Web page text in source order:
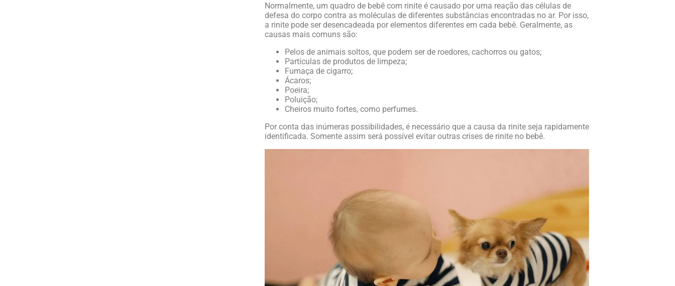
Normalmente, um quadro de bebê com rinite é causado por uma reação das células de
defesa do corpo contra as moléculas de diferentes substâncias encontradas no ar. Por isso,
a rinite pode ser desencadeada por elementos diferentes em cada bebê. Geralmente, as
causas mais comuns são:
Pelos de animais soltos, que podem ser de roedores, cachorros ou gatos;
Partículas de produtos de limpeza;
Fumaça de cigarro;
Ácaros;
Poeira;
Poluição;
Cheiros muito fortes, como perfumes.
Por conta das inúmeras possibilidades, é necessário que a causa da rinite seja rapidamente
identificada. Somente assim será possível evitar outras crises de rinite no bebê.